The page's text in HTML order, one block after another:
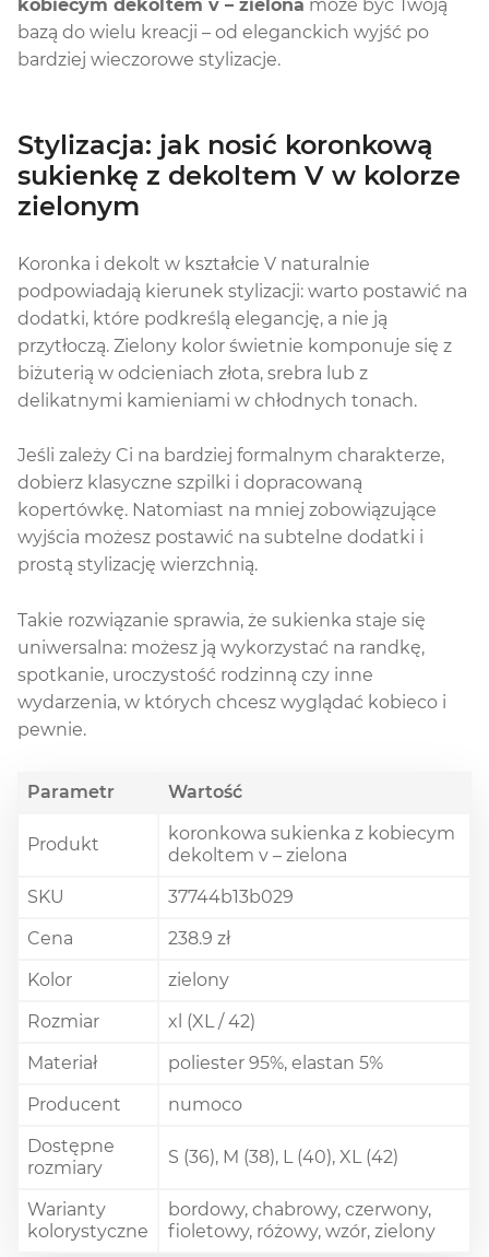
kobiecym dekoltem v – zielona może być Twoją
bazą do wielu kreacji – od eleganckich wyjść po
bardziej wieczorowe stylizacje.
Stylizacja: jak nosić koronkową
sukienkę z dekoltem V w kolorze
zielonym
Koronka i dekolt w kształcie V naturalnie
podpowiadają kierunek stylizacji: warto postawić na
dodatki, które podkreślą elegancję, a nie ją
przytłoczą. Zielony kolor świetnie komponuje się z
biżuterią w odcieniach złota, srebra lub z
delikatnymi kamieniami w chłodnych tonach.
Jeśli zależy Ci na bardziej formalnym charakterze,
dobierz klasyczne szpilki i dopracowaną
kopertówkę. Natomiast na mniej zobowiązujące
wyjścia możesz postawić na subtelne dodatki i
prostą stylizację wierzchnią.
Takie rozwiązanie sprawia, że sukienka staje się
uniwersalna: możesz ją wykorzystać na randkę,
spotkanie, uroczystość rodzinną czy inne
wydarzenia, w których chcesz wyglądać kobieco i
pewnie.
Parametr Wartość
Produkt
koronkowa sukienka z kobiecym
dekoltem v – zielona
SKU
37744b13b029
Cena
238.9 zł
Kolor
zielony
Rozmiar
xl (XL / 42)
Materiał
poliester 95%, elastan 5%
Producent
numoco
Dostępne
rozmiary
S (36), M (38), L (40), XL (42)
Warianty
kolorystyczne
bordowy, chabrowy, czerwony,
fioletowy, różowy, wzór, zielony